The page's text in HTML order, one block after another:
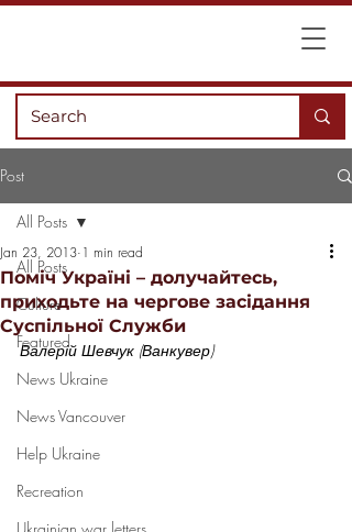
Post
All Posts
Culture
Featured
News Ukraine
News Vancouver
Help Ukraine
Recreation
All Posts
Поміч Україні – долучайтесь,
приходьте на чергове засідання
Суспільної Служби
Jan 23, 2013 1 min read
Валерій Шевчук (Ванкувер)